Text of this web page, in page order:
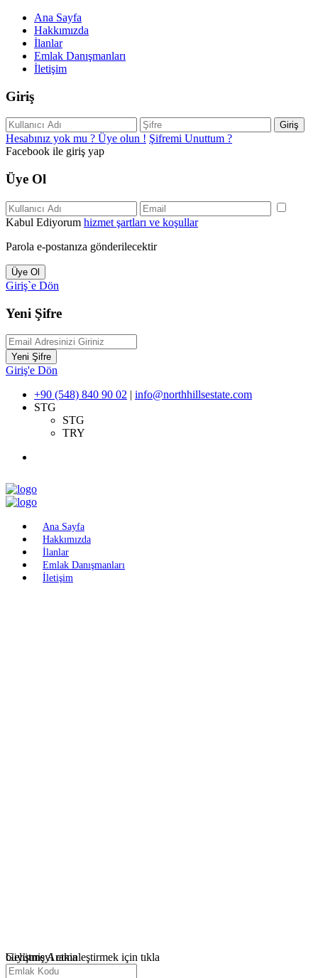
Ana Sayfa
Hakkımızda
İlanlar
Emlak Danışmanları
İletişim
Giriş
Giriş
Hesabınız yok mu ? Üye olun ! Şifremi Unuttum ?
Facebook ile giriş yap
Üye Ol
Kabul Ediyorum hizmet şartları ve koşullar
Parola e-postanıza gönderilecektir
Üye Ol
Giriş`e Dön
Yeni Şifre
Yeni Şifre
Giriş'e Dön
+90 (548) 840 90 02 | info@northhillsestate.com
STG
STG
TRY
Ana Sayfa
Hakkımızda
İlanlar
Emlak Danışmanları
İletişim
büyütmeyi etkinleştirmek için tıkla
Haritalar yükleniyor
Gelişmiş Arama